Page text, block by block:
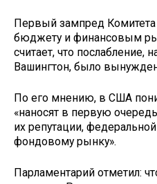
Первый зампред
бюджету и финансовым
считает, что послабление,
Вашингтон, было
По его мнению, в США
«наносят в первую
их репутации,
фондовому рынку».
Парламентарий отметил: